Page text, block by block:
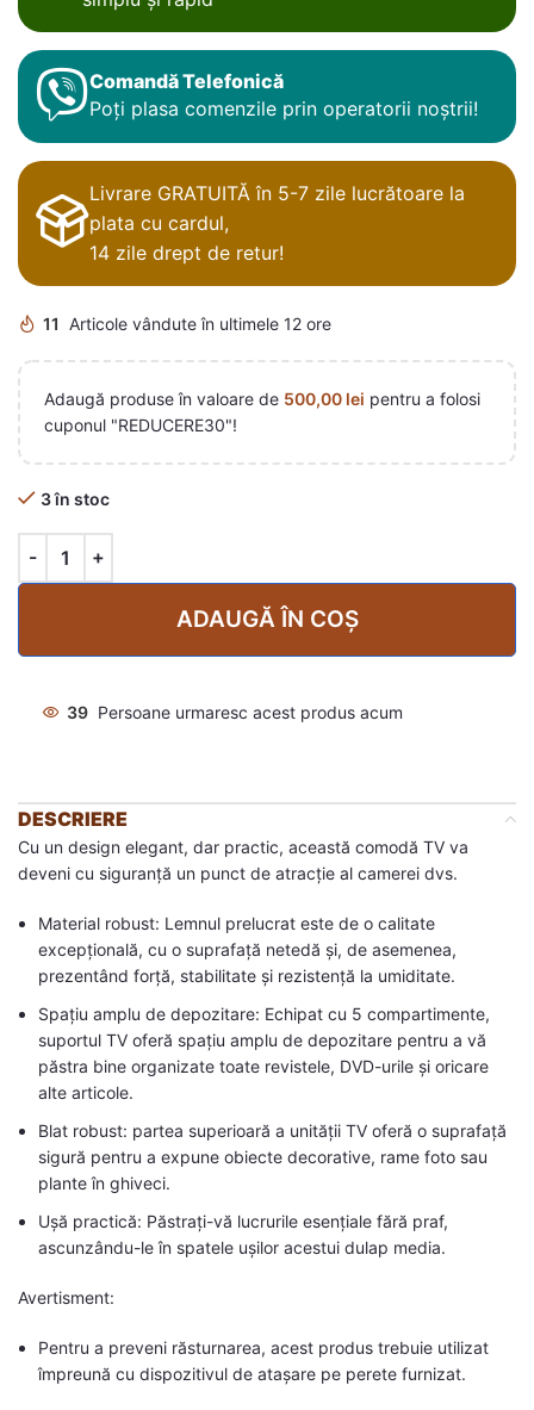
Comandă Telefonică
Poți plasa comenzile prin operatorii noștrii!
Livrare GRATUITĂ în 5-7 zile lucrătoare la
plata cu cardul,
14 zile drept de retur!
11 Articole vândute în ultimele 12 ore
Adaugă produse în valoare de 500,00 lei pentru a folosi
cuponul "REDUCERE30"!
3 în stoc
ADAUGĂ ÎN COȘ
39 Persoane urmaresc acest produs acum
DESCRIERE
Cu un design elegant, dar practic, această comodă TV va
deveni cu siguranță un punct de atracție al camerei dvs.
Material robust: Lemnul prelucrat este de o calitate
excepțională, cu o suprafață netedă și, de asemenea,
prezentând forță, stabilitate și rezistență la umiditate.
Spațiu amplu de depozitare: Echipat cu 5 compartimente,
suportul TV oferă spațiu amplu de depozitare pentru a vă
păstra bine organizate toate revistele, DVD-urile și oricare
alte articole.
Blat robust: partea superioară a unității TV oferă o suprafață
sigură pentru a expune obiecte decorative, rame foto sau
plante în ghiveci.
Ușă practică: Păstrați-vă lucrurile esențiale fără praf,
ascunzându-le în spatele ușilor acestui dulap media.
Avertisment:
Pentru a preveni răsturnarea, acest produs trebuie utilizat
împreună cu dispozitivul de atașare pe perete furnizat.